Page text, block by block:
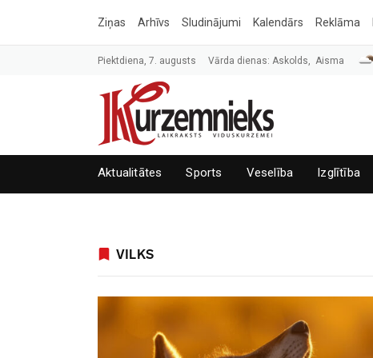
Ziņas Arhīvs Sludinājumi Kalendārs Reklāma
Piektdiena, 7. augusts Vārda dienas: Askolds, Aisma
Aktualitātes Sports Veselība Izglītība
VILKS